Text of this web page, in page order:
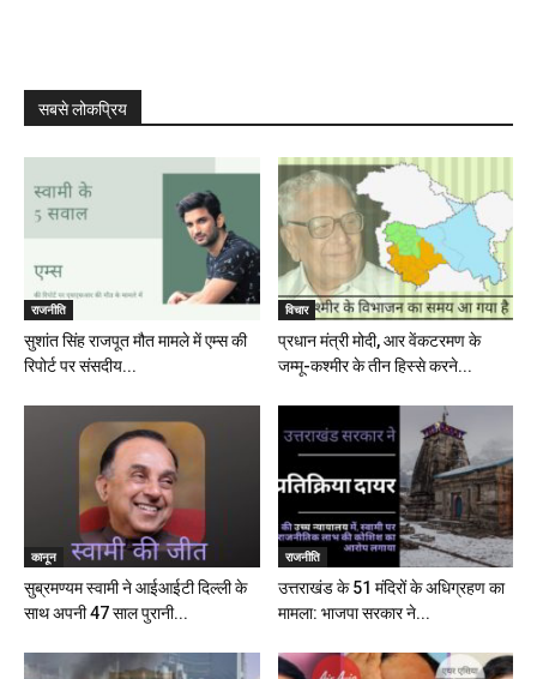
सबसे लोकप्रिय
राजनीति
सुशांत सिंह राजपूत मौत मामले में एम्स की
रिपोर्ट पर संसदीय...
विचार
प्रधान मंत्री मोदी, आर वेंकटरमण के
जम्मू-कश्मीर के तीन हिस्से करने...
कानून
सुब्रमण्यम स्वामी ने आईआईटी दिल्ली के
साथ अपनी 47 साल पुरानी...
राजनीति
उत्तराखंड के 51 मंदिरों के अधिग्रहण का
मामला: भाजपा सरकार ने...